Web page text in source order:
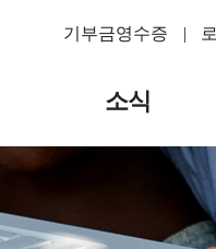
기부금영수증
소식